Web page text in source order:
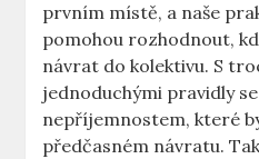
prvním místě, a naše
pomohou rozhodnout,
návrat do kolektivu. S
jednoduchými pravidly
nepříjemnostem, které
předčasném návratu.